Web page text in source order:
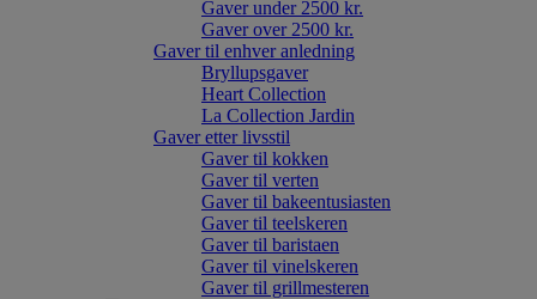
Gaver under 2500 kr.
Gaver over 2500 kr.
Gaver til enhver anledning
Bryllupsgaver
Heart Collection
La Collection Jardin
Gaver etter livsstil
Gaver til kokken
Gaver til verten
Gaver til bakeentusiasten
Gaver til teelskeren
Gaver til baristaen
Gaver til vinelskeren
Gaver til grillmesteren